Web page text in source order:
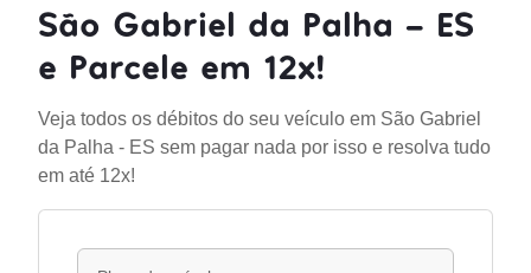
São Gabriel da Palha - ES
e Parcele em 12x!
Veja todos os débitos do seu veículo em São Gabriel
da Palha - ES sem pagar nada por isso e resolva tudo
em até 12x!